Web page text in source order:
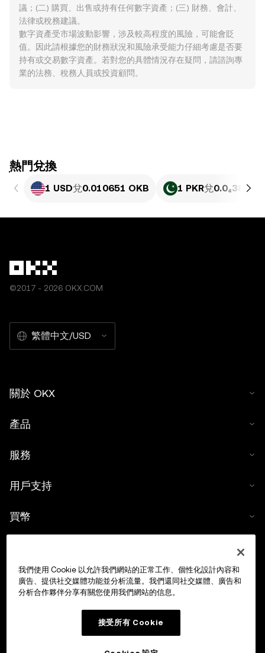
議；(二) 購買、出售或持有任何數字資產；(三) 財務、會計、
法律或稅務建議。
數字資產受市場波動影響，涉及較高程度的風險，可能會貶
值。因此請根據您的財務狀況和風險承受能力仔細考慮是否要
持有或交易數字資產。若對您的具體情況存在疑問，請諮詢專
業的法務、稅務人員或投資顧問。
ִִִִִִִִִִִִִִִִִִִִִִִִִִִִִִִִִִִִִִִִִִִִִִִִ熱門兌換
1 USD兌0.010651 OKB 1 PKR兌0.0₄3833
©2017 - 2026 OKX.COM
繁體中文/USD
關於 OKX
產品
服務
用戶支持
買幣
交易
我們使用 Cookie 以允許我們網站的正常工作、個性化設計內容和
廣告、提供社交媒體功能並分析流量。我們還同社交媒體、廣告和
分析合作夥伴分享有關您使用我們網站的信息。
接受所有 Cookie